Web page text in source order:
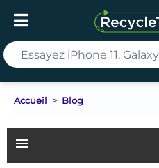
Accueil Blog
menu